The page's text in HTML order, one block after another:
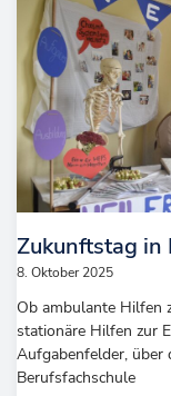
Zukunftstag in
8. Oktober 2025
Ob ambulante Hilfen
stationäre Hilfen zur
Aufgabenfelder, über
Berufsfachschule